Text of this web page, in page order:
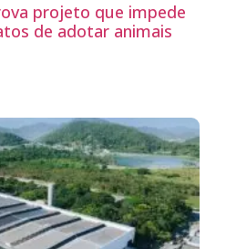
projeto que impede
de adotar animais